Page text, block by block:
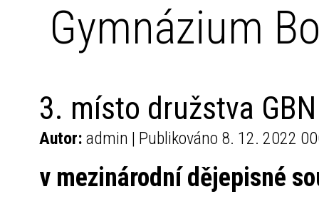
Gymnázium
3. místo družstva GBN
Autor: admin | Publikováno 8. 12. 2022
v mezinárodní dějepisné